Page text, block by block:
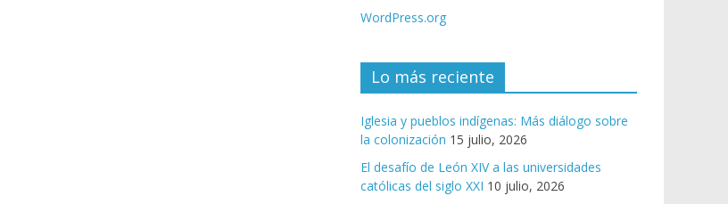
WordPress.org
Lo más reciente
Iglesia y pueblos indígenas: Más diálogo sobre
la colonización 15 julio, 2026
El desafío de León XIV a las universidades
católicas del siglo XXI 10 julio, 2026